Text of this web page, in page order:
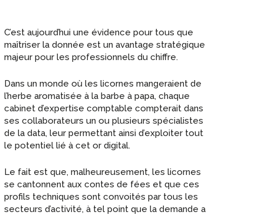
C’est aujourd’hui une évidence pour tous que
maîtriser la donnée est un avantage stratégique
majeur pour les professionnels du chiffre.
Dans un monde où les licornes mangeraient de
l’herbe aromatisée à la barbe à papa, chaque
cabinet d’expertise comptable compterait dans
ses collaborateurs un ou plusieurs spécialistes
de la data, leur permettant ainsi d’exploiter tout
le potentiel lié à cet or digital.
Le fait est que, malheureusement, les licornes
se cantonnent aux contes de fées et que ces
profils techniques sont convoités par tous les
secteurs d’activité, à tel point que la demande a